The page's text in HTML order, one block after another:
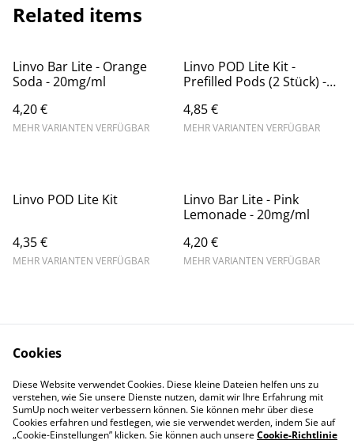
Related items
Linvo Bar Lite - Orange
Soda - 20mg/ml
4,20 €
MEHR VARIANTEN VERFÜGBAR
Linvo POD Lite Kit -
Prefilled Pods (2 Stück) -
Steuerware
4,85 €
MEHR VARIANTEN VERFÜGBAR
Linvo POD Lite Kit
4,35 €
MEHR VARIANTEN VERFÜGBAR
Linvo Bar Lite - Pink
Lemonade - 20mg/ml
4,20 €
MEHR VARIANTEN VERFÜGBAR
Contact Us
Legal Terms
Privacy Policy
Cookie Policy
Cookies
Diese Website verwendet Cookies. Diese kleine Dateien helfen uns zu
verstehen, wie Sie unsere Dienste nutzen, damit wir Ihre Erfahrung mit
SumUp noch weiter verbessern können. Sie können mehr über diese
Cookies erfahren und festlegen, wie sie verwendet werden, indem Sie auf
„Cookie-Einstellungen” klicken. Sie können auch unsereCookie-Richtlinie